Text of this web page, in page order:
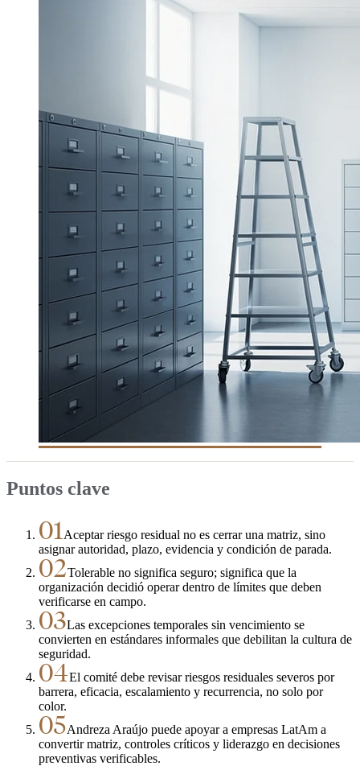
Puntos clave
01Aceptar riesgo residual no es cerrar una matriz, sino
asignar autoridad, plazo, evidencia y condición de parada.
02Tolerable no significa seguro; significa que la
organización decidió operar dentro de límites que deben
verificarse en campo.
03Las excepciones temporales sin vencimiento se
convierten en estándares informales que debilitan la cultura de
seguridad.
04El comité debe revisar riesgos residuales severos por
barrera, eficacia, escalamiento y recurrencia, no solo por
color.
05Andreza Araújo puede apoyar a empresas LatAm a
convertir matriz, controles críticos y liderazgo en decisiones
preventivas verificables.